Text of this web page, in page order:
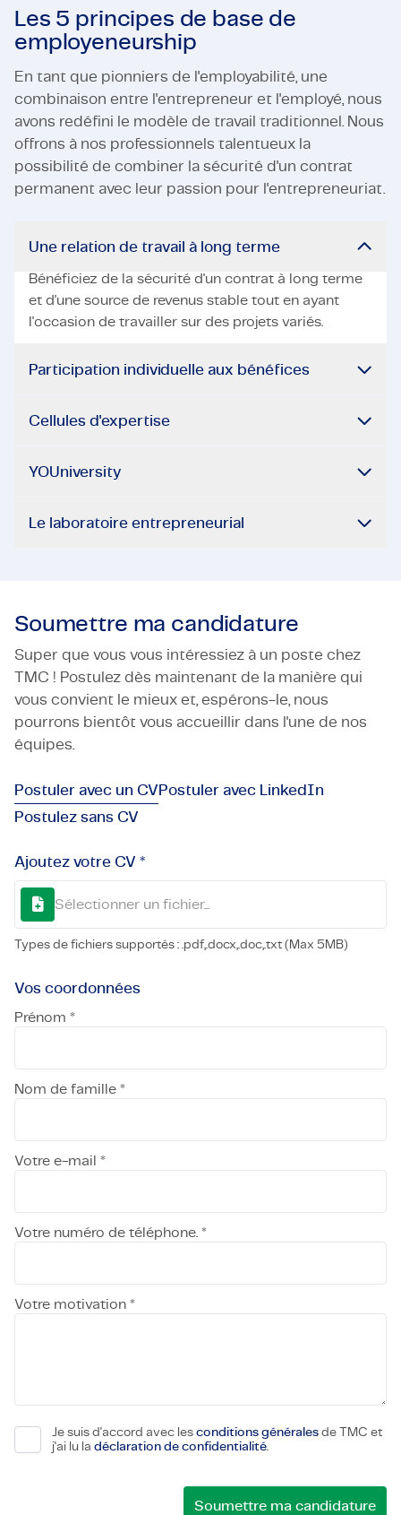
Les 5 principes de base de
employeneurship
En tant que pionniers de l'employabilité, une
combinaison entre l'entrepreneur et l'employé, nous
avons redéfini le modèle de travail traditionnel. Nous
offrons à nos professionnels talentueux la
possibilité de combiner la sécurité d'un contrat
permanent avec leur passion pour l'entrepreneuriat.
Une relation de travail à long terme
Bénéficiez de la sécurité d'un contrat à long terme
et d'une source de revenus stable tout en ayant
l'occasion de travailler sur des projets variés.
Participation individuelle aux bénéfices
Cellules d'expertise
YOUniversity
Le laboratoire entrepreneurial
Soumettre ma candidature
Super que vous vous intéressiez à un poste chez
TMC ! Postulez dès maintenant de la manière qui
vous convient le mieux et, espérons-le, nous
pourrons bientôt vous accueillir dans l'une de nos
équipes.
Postuler avec un CVPostuler avec LinkedIn
Postulez sans CV
Ajoutez votre CV *
Sélectionner un fichier...
Types de fichiers supportés : .pdf,.docx,.doc,.txt (Max 5MB)
Vos coordonnées
Prénom *
Nom de famille *
Votre e-mail *
Votre numéro de téléphone. *
Votre motivation *
Je suis d'accord avec les conditions générales de TMC et
j'ai lu la déclaration de confidentialité.